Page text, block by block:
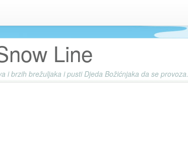
Line
i brzih brežuljaka i pusti Djeda Božićnjaka da se provoza.